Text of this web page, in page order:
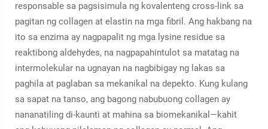
responsable sa pagsisimula ng kovalenteng cross-link sa
pagitan ng collagen at elastin na mga fibril. Ang hakbang na
ito sa enzima ay nagpapalit ng mga lysine residue sa
reaktibong aldehydes, na nagpapahintulot sa matatag na
intermolekular na ugnayan na nagbibigay ng lakas sa
paghila at paglaban sa mekanikal na depekto. Kung kulang
sa sapat na tanso, ang bagong nabubuong collagen ay
nananatiling di-kaunti at mahina sa biomekanikal—kahit